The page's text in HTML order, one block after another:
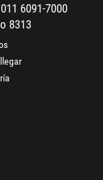
6091-7000
8313